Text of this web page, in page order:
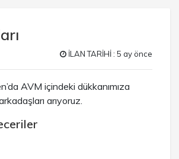
İLAN TARİHİ : 5 ay önce
AVM içindeki dükkanımıza
arıyoruz.